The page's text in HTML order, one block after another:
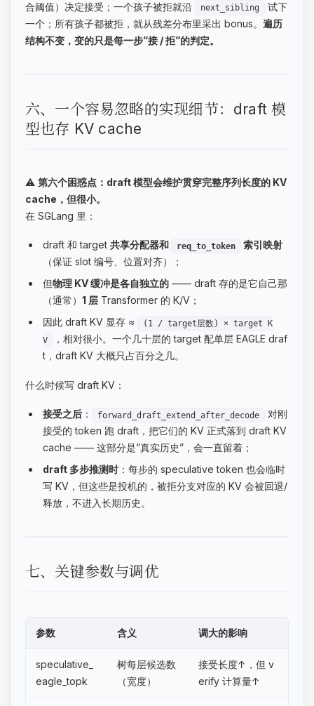
合阈值）决定接受；一个孩子被拒就沿 next_sibling
试下
一个；所有孩子都被拒，就从残差分布里采出 bonus。 遍历
结构不变，变的只是每一步”接 / 拒”的判定。
六、一个容易忽略的实现细节：draft 模
型也存 KV cache
⚠️ 第六个困惑点：draft 模型会维护贯穿完整序列长度的 KV
cache，但很小。
在 SGLang 里：
draft 和 target 共享分配器和 req_to_token
索引映射
（保证 slot 编号、位置对齐）；
但物理 KV 缓冲是各自独立的—— draft 存的是它自己那
（通常） 1 层Transformer 的 K/V；
因此 draft KV 显存 ≈
(1 / target层数) × target K
V
，相对很小。一个几十层的 target 配单层 EAGLE draf
t，draft KV 大概只占百分之几。
什么时候写 draft KV：
接受之后： forward_draft_extend_after_decode
对刚
接受的 token 跑 draft，把它们的 KV 正式落到 draft KV
cache —— 这部分是”真实历史”，会一直留着；
draft 多步推测时：每步的 speculative token 也会临时
写 KV，但这些是投机的，被拒分支对应的 KV 会被回退/
释放，不进入长期历史。
七、关键参数与调优
参数 含义 调大的影响
speculative_
eagle_topk
树每层候选数
（宽度）
接受长度↑，但 v
erify 计算量↑